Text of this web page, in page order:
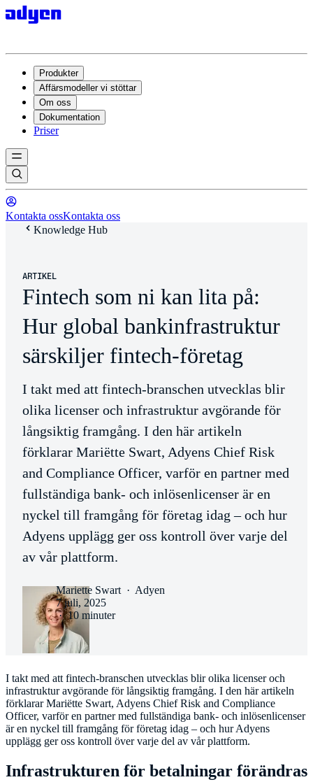
Produkter
Affärsmodeller vi stöttar
Om oss
Dokumentation
Priser
Kontakta ossKontakta oss
Knowledge Hub
ARTIKEL
Fintech som ni kan lita på:
Hur global bankinfrastruktur
särskiljer fintech-företag
I takt med att fintech-branschen utvecklas blir
olika licenser och infrastruktur avgörande för
långsiktig framgång. I den här artikeln
förklarar Mariëtte Swart, Adyens Chief Risk
and Compliance Officer, varför en partner med
fullständiga bank- och inlösenlicenser är en
nyckel till framgång för företag idag – och hur
Adyens upplägg ger oss kontroll över varje del
av vår plattform.
Mariette Swart · Adyen
7 juli, 2025
·10 minuter
I takt med att fintech-branschen utvecklas blir olika licenser och
infrastruktur avgörande för långsiktig framgång. I den här artikeln
förklarar Mariëtte Swart, Adyens Chief Risk and Compliance
Officer, varför en partner med fullständiga bank- och inlösenlicenser
är en nyckel till framgång för företag idag – och hur Adyens
upplägg ger oss kontroll över varje del av vår plattform.
Infrastrukturen för betalningar förändras